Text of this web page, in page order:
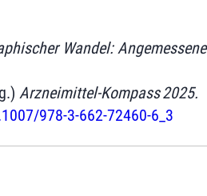
Wandel: Angemessene
Arzneimittel-Kompass 2025.
978-3-662-72460-6_3